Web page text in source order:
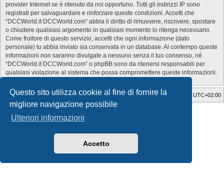
Questo sito utilizza cookie al fine di fornire la
migliore navigazione possibile
Ulteriori informazioni
Accetto
provider Internet se è ritenuto da noi opportuno. Tutti gli indirizzi IP sono
registrati per salvaguardare e rinforzare queste condizioni. Accetti che
“DCCWorld.it DCCWorld.com” abbia il diritto di rimuovere, riscrivere, spostare
o chiudere qualsiasi argomento in qualsiasi momento lo ritenga necessario.
Come fruitore di questo servizio, accetti che ogni informazione (dato
personale) tu abbia inviato sia conservata in un database. Al contempo queste
informazioni non saranno divulgate a nessuno senza il tuo consenso, né
“DCCWorld.it DCCWorld.com” o phpBB sono da ritenersi responsabili per
qualsiasi violazione al sistema che possa compromettere queste informazioni.
Indice Tutti gli orari sono UTC+02:00
Cancella cookie
Style Developer by ©
Creato daphpBB
Privacy|Condizioni